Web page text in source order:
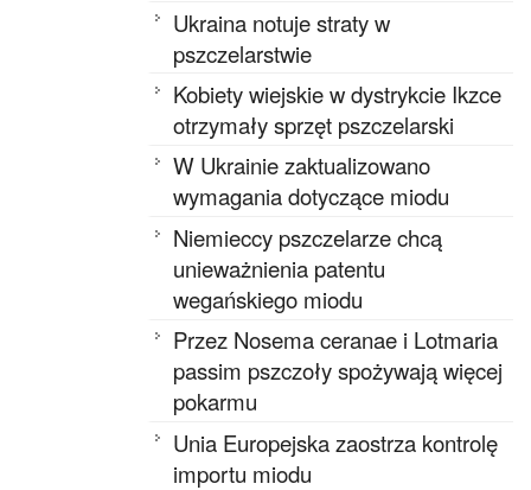
Ukraina notuje straty w
pszczelarstwie
Kobiety wiejskie w dystrykcie Ikzce
otrzymały sprzęt pszczelarski
W Ukrainie zaktualizowano
wymagania dotyczące miodu
Niemieccy pszczelarze chcą
unieważnienia patentu
wegańskiego miodu
Przez Nosema ceranae i Lotmaria
passim pszczoły spożywają więcej
pokarmu
Unia Europejska zaostrza kontrolę
importu miodu